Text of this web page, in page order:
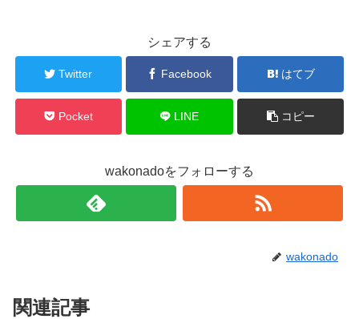
シェアする
Twitter Facebook はてブ
Pocket LINE コピー
wakonadoをフォローする
wakonado
関連記事